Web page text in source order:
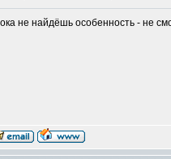
не найдёшь особенность - не